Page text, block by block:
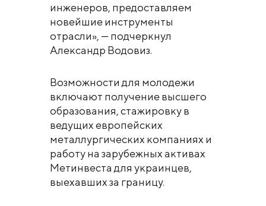
инженеров, предоставляем
новейшие инструменты
отрасли», — подчеркнул
Александр Водовиз.
Возможности для молодежи
включают получение высшего
образования, стажировку в
ведущих европейских
металлургических компаниях и
работу на зарубежных активах
Метинвеста для украинцев,
выехавших за границу.